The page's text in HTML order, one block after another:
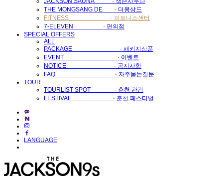
THE MONGSANG DE · 더몽상드
FITNESS · 피트니스센터
7-ELEVEN · 편의점
SPECIAL OFFERS
ALL
PACKAGE · 패키지상품
EVENT · 이벤트
NOTICE · 공지사항
FAQ · 자주묻는질문
TOUR
TOURLIST SPOT · 춘천 관광
FESTIVAL · 춘천 페스티벌
LANGUAGE